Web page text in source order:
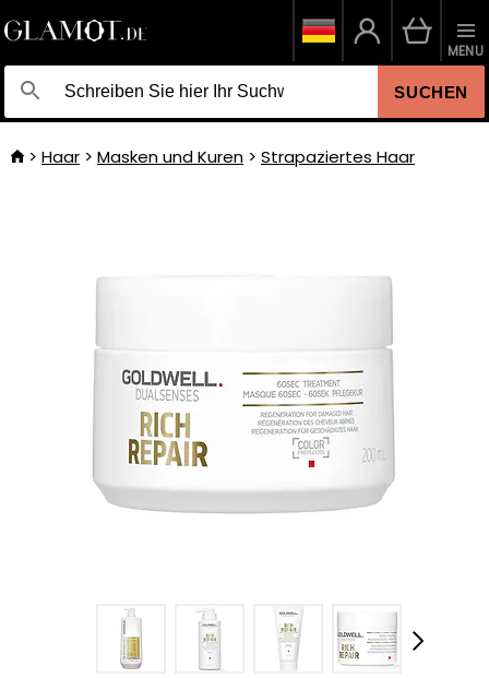
SUCHEN
MENU
Haar Masken und Kuren Strapaziertes Haar